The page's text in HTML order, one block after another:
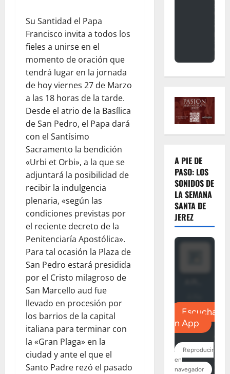
Su Santidad el Papa
Francisco invita a todos los
fieles a unirse en el
momento de oración que
tendrá lugar en la jornada
de hoy viernes 27 de Marzo
a las 18 horas de la tarde.
Desde el atrio de la Basílica
de San Pedro, el Papa dará
con el Santísimo
Sacramento la bendición
«Urbi et Orbi», a la que se
adjuntará la posibilidad de
recibir la indulgencia
plenaria, «según las
condiciones previstas por
el reciente decreto de la
Penitenciaría Apostólica».
Para tal ocasión la Plaza de
San Pedro estará presidida
por el Cristo milagroso de
San Marcello aud fue
llevado en procesión por
los barrios de la capital
italiana para terminar con
la «Gran Plaga» en la
ciudad y ante el que el
Santo Padre rezó el pasado
A PIE DE
PASO: LOS
SONIDOS DE
LA SEMANA
SANTA DE
JEREZ